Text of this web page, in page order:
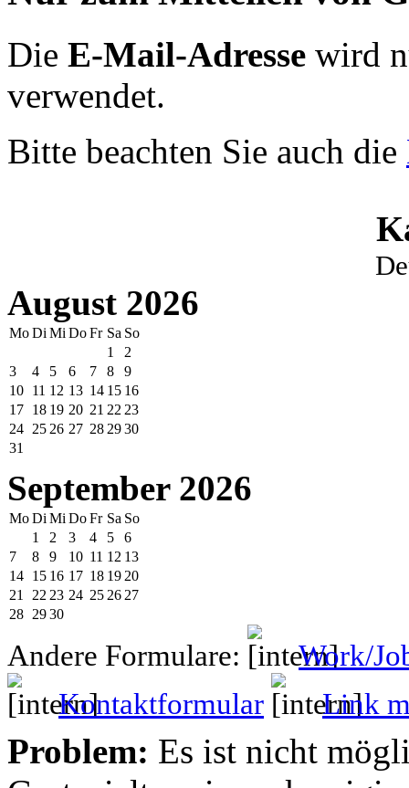
Die E-Mail-Adresse wird
verwendet.
Bitte beachten Sie auch die
August 2026
MoDi Mi DoFr Sa So
1
2
3
4 5 6 7 8
9
10 11 12 13 14 15 16
17 18 19 20 21 22 23
24 25 26 27 28 2930
31
September 2026
MoDi Mi DoFr Sa So
1
2 3 4 5
6
7
8 9 10 11 12 13
14 15 16 17 18 19 20
21
22 23 24 25 26 27
28 2930
Andere Formulare:
Work/
Kontaktformular
Link
Problem: Es ist nicht